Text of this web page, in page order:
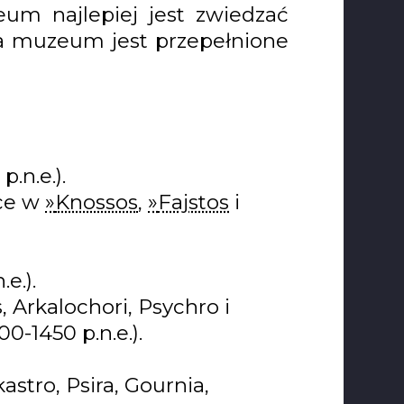
najlepiej jest zwiedzać
jest przepełnione
w
Knossos, Fajstos i
Arkalochori, Psychro i
1450 p.n.e.).
Psira, Gournia,